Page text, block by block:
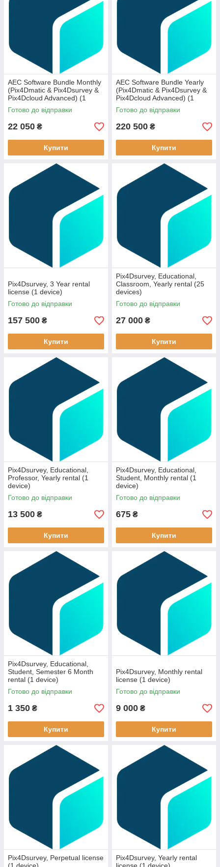
AEC Software Bundle Monthly
(Pix4Dmatic & Pix4Dsurvey &
Pix4Dcloud Advanced) (1
device)
Готово до відправки
22 050 ₴
Купити
AEC Software Bundle Yearly
(Pix4Dmatic & Pix4Dsurvey &
Pix4Dcloud Advanced) (1
device)
Готово до відправки
220 500 ₴
Купити
Pix4Dsurvey, 3 Year rental
license (1 device)
Готово до відправки
157 500 ₴
Купити
Pix4Dsurvey, Educational,
Classroom, Yearly rental (25
devices)
Готово до відправки
27 000 ₴
Купити
Pix4Dsurvey, Educational,
Professor, Yearly rental (1
device)
Готово до відправки
13 500 ₴
Купити
Pix4Dsurvey, Educational,
Student, Monthly rental (1
device)
Готово до відправки
675 ₴
Купити
Pix4Dsurvey, Educational,
Student, Semester 6 Month
rental (1 device)
Готово до відправки
1 350 ₴
Купити
Pix4Dsurvey, Monthly rental
license (1 device)
Готово до відправки
9 000 ₴
Купити
Pix4Dsurvey, Perpetual license
Pix4Dsurvey, Yearly rental